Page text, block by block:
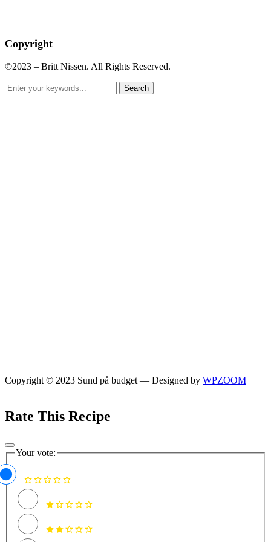
Copyright
©2023 – Britt Nissen. All Rights Reserved.
Copyright © 2023 Sund på budget — Designed by WPZOOM
Rate This Recipe
Your vote: